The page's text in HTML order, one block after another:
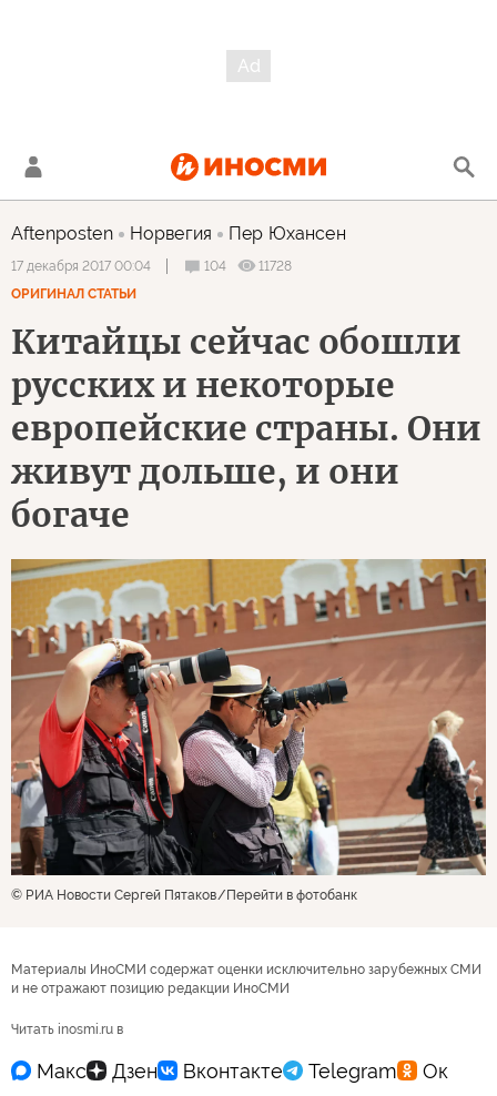
Aftenposten Норвегия Пер Юхансен
17 декабря 2017 00:04 104
11728
ОРИГИНАЛ СТАТЬИ
Китайцы сейчас обошли
русских и некоторые
европейские страны. Они
живут дольше, и они
богаче
© РИА Новости Сергей Пятаков Перейти в фотобанк
Материалы ИноСМИ содержат оценки исключительно зарубежных СМИ
и не отражают позицию редакции ИноСМИ
Читать inosmi.ru в